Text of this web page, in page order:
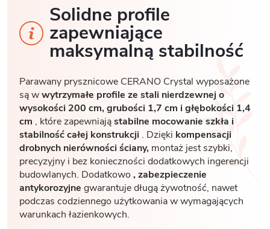
Solidne profile
zapewniające
maksymalną stabilność
Parawany prysznicowe CERANO Crystal wyposażone
są wwytrzymałe profile ze stali nierdzewnej o
wysokości 200 cm, grubości 1,7 cm i głębokości 1,4
cm , które zapewniająstabilne mocowanie szkła i
stabilność całej konstrukcji . Dzięki kompensacji
drobnych nierówności ściany, montaż jest szybki,
precyzyjny i bez konieczności dodatkowych ingerencji
budowlanych. Dodatkowo , zabezpieczenie
antykorozyjne gwarantuje długą żywotność, nawet
podczas codziennego użytkowania w wymagających
warunkach łazienkowych.